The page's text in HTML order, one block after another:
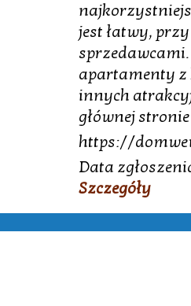
jest łatwy,
apartamenty z
innych
głównej
https://
Data
Szczegóły